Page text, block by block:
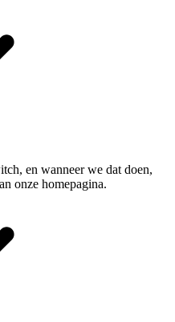
en wanneer we dat doen,
onze homepagina.